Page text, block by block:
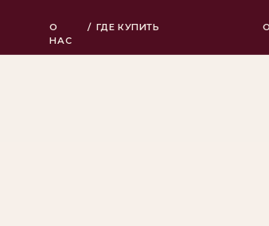
ОПТОВЫЙ КАТАЛОГ
ГДЕ КУПИТЬ